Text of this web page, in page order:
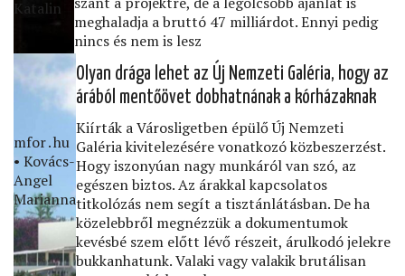
Katalin
meghaladja a bruttó 47 milliárdot. Ennyi pedig
nincs és nem is lesz
mfor․hu
• Kovács-
Angel
Marianna
Olyan drága lehet az Új Nemzeti Galéria, hogy az
árából mentőövet dobhatnának a kórházaknak
Kiírták a Városligetben épülő Új Nemzeti
Galéria kivitelezésére vonatkozó közbeszerzést.
Hogy iszonyúan nagy munkáról van szó, az
egészen biztos. Az árakkal kapcsolatos
titkolózás nem segít a tisztánlátásban. De ha
közelebbről megnézzük a dokumentumok
kevésbé szem előtt lévő részeit, árulkodó jelekre
bukkanhatunk. Valaki vagy valakik brutálisan